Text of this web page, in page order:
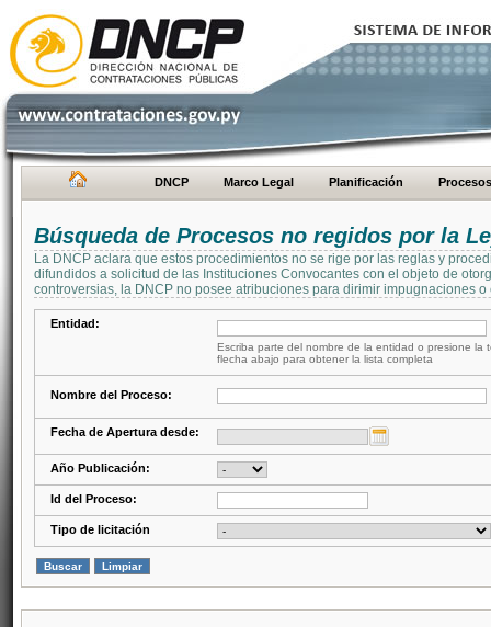
DNCP Marco Legal Planificación Procesos
Búsqueda de Procesos no regidos por la
La DNCP aclara que estos procedimientos no se rige por las reglas y
difundidos a solicitud de las Instituciones Convocantes con el objeto de
controversias, la DNCP no posee atribuciones para dirimir impugnaciones
Entidad:
Escriba parte del nombre de la entidad o presione la
flecha abajo para obtener la lista completa
Nombre del Proceso:
Fecha de Apertura desde:
Año Publicación:
Id del Proceso:
Tipo de licitación